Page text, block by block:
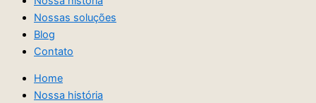
Nossas soluções
Blog
Contato
Home
Nossa história